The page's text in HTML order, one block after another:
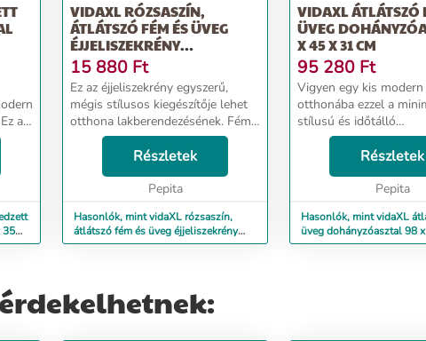
az
35
VIDAXL RÓZSASZÍN,
ÁTLÁTSZÓ FÉM ÉS ÜVEG
ÉJJELISZEKRÉNY
45X34,5X60,5 CM
15 880 Ft
Ez az éjjeliszekrény egyszerű,
mégis stílusos kiegészítője lehet
otthona lakberendezésének. Fém
vázának köszönhetően az
éjjeliszekrény rendkívül stabil és
robusztus. Az üvegpolc könnyen
Részletek
Pepita
Hasonlók, mint vidaXL rózsaszín,
átlátszó fém és üveg éjjeliszekrény
45x34,5x60,5 cm
VIDAXL ÁTLÁTSZÓ
ÜVEG
X 45 X 31 CM
95 280 Ft
Vigyen egy kis
otthonába ezzel a
stílusú és időtálló
dohányzóasztallal! A
dohányzóasztal edzett
üvegből készült, mely
üvegnél erősebb és
Részletek
Pepita
Hasonlók, mint vidaXL
üveg dohányzóasztal 98